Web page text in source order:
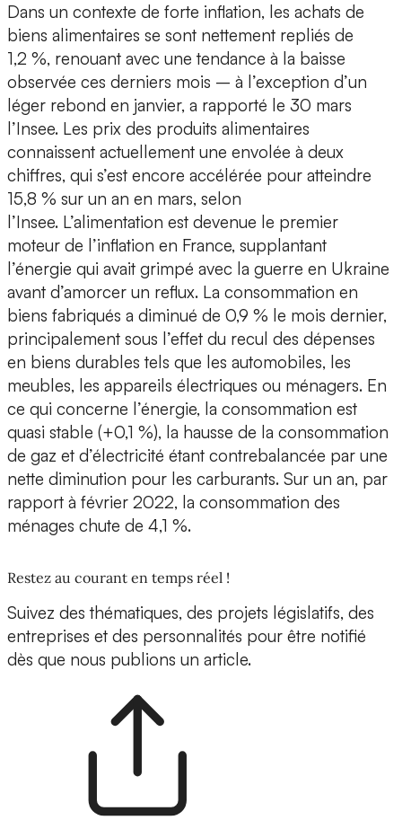
Dans un contexte de forte inflation, les achats de
biens alimentaires se sont nettement repliés de
1,2 %, renouant avec une tendance à la baisse
observée ces derniers mois – à l’exception d’un
léger rebond en janvier, a rapporté le 30 mars
l’Insee. Les prix des produits alimentaires
connaissent actuellement une envolée à deux
chiffres, qui s’est encore accélérée pour atteindre
15,8 % sur un an en mars, selon
l’Insee. L’alimentation est devenue le premier
moteur de l’inflation en France, supplantant
l’énergie qui avait grimpé avec la guerre en Ukraine
avant d’amorcer un reflux. La consommation en
biens fabriqués a diminué de 0,9 % le mois dernier,
principalement sous l’effet du recul des dépenses
en biens durables tels que les automobiles, les
meubles, les appareils électriques ou ménagers. En
ce qui concerne l’énergie, la consommation est
quasi stable (+0,1 %), la hausse de la consommation
de gaz et d’électricité étant contrebalancée par une
nette diminution pour les carburants. Sur un an, par
rapport à février 2022, la consommation des
ménages chute de 4,1 %.
Restez au courant en temps réel !
Suivez des thématiques, des projets législatifs, des
entreprises et des personnalités pour être notifié
dès que nous publions un article.